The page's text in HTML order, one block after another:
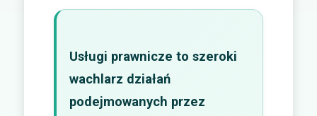
Usługi prawnicze to szeroki
wachlarz działań
podejmowanych przez